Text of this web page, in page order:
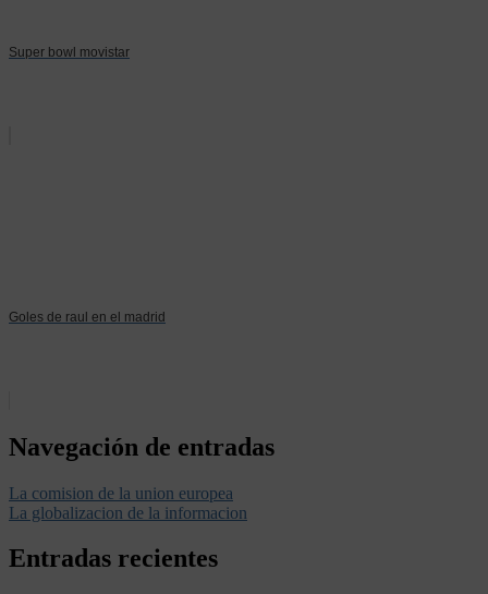
Super bowl movistar
Goles de raul en el madrid
Navegación de entradas
La comision de la union europea
La globalizacion de la informacion
Entradas recientes